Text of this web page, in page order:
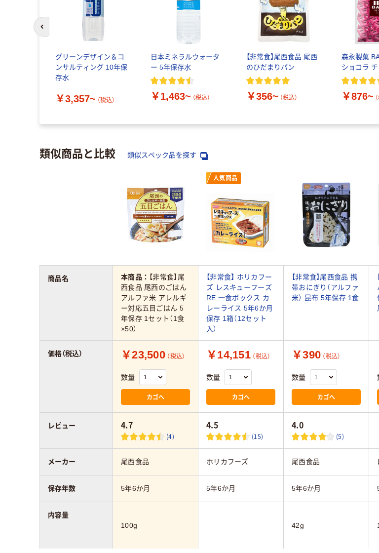
グリーンデザイン＆コ
ンサルティング 10年保
存水
￥3,357~ （税込）
日本ミネラルウォータ
ー 5年保存水
￥1,463~ （税込）
【非常食】尾西食品 尾西
のひだまりパン
￥356~ （税込）
森永製菓
ショコラ
￥876~
類似商品と比較 類似スペック品を探す
人気商品
本商品： 【非常食】尾
西食品 尾西のごはん
アルファ米 アレルギ
ー対応五目ごはん 5
年保存 1セット（1食
×50）
【非常食】 ホリカフー
ズ レスキューフーズ
RE 一食ボックス カ
レーライス 5年6か月
保存 1箱（12セット
入）
【非常食】尾西食品 携
帯おにぎり（アルファ
米） 昆布 5年保存 1食
￥23,500 （税込）
数量
カゴへ
￥14,151 （税込）
数量
カゴへ
￥390 （税込）
数量
カゴへ
4.7
(4)
4.5
(15)
4.0
(5)
尾西食品 ホリカフーズ 尾西食品
5年6か月 5年6か月 5年6か月
100g 42g
商品名
価格（税込）
レビュー
メーカー
保存年数
内容量